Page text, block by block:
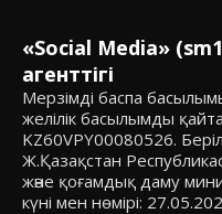
«Social Media»
агенттігі
Мерзімді баспа
желілік басылымды
KZ60VPY00080526.
Ж.Қазақстан
және қоғамдық даму
күні мен нөмірі: